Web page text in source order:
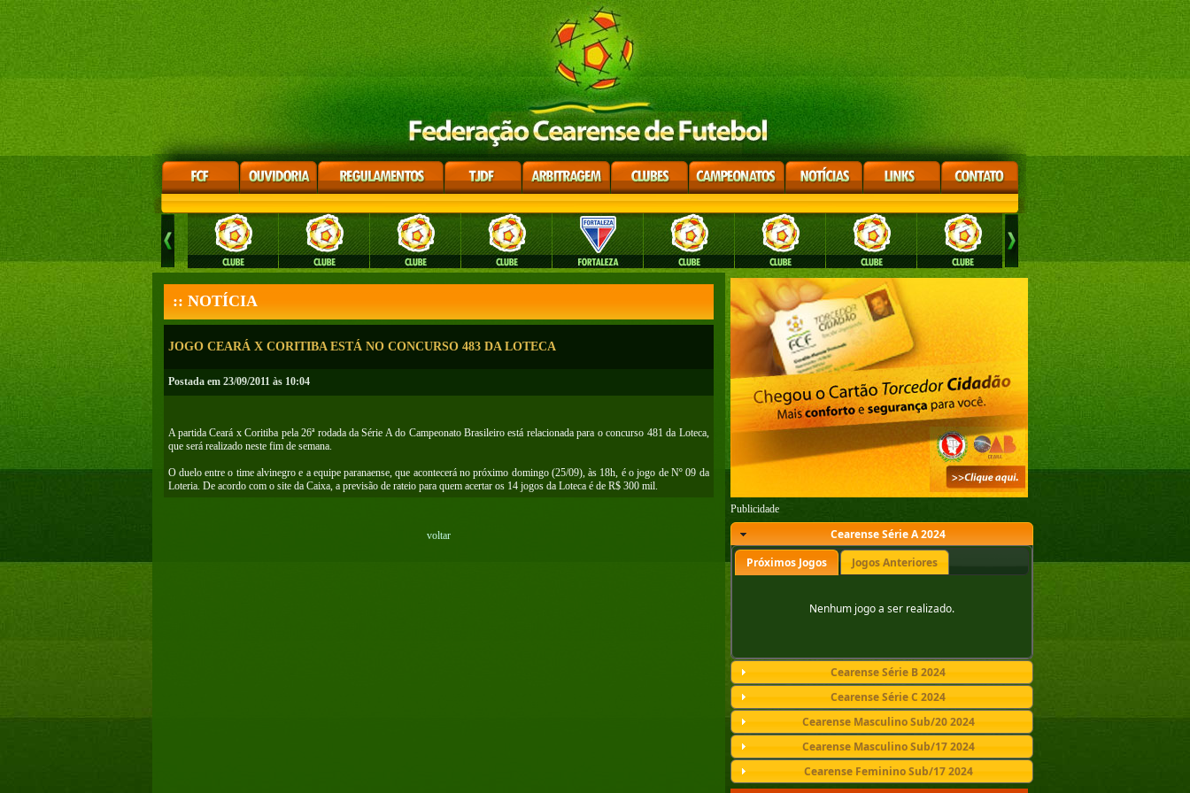
:: NOTÍCIA
JOGO CEARÁ X CORITIBA ESTÁ NO CONCURSO 483 DA LOTECA
Postada em 23/09/2011 às 10:04
A partida Ceará x Coritiba pela 26ª rodada da Série A do Campeonato Brasileiro está relacionada para o concurso 481 da Loteca,
que será realizado neste fim de semana.
O duelo entre o time alvinegro e a equipe paranaense, que acontecerá no próximo domingo (25/09), às 18h, é o jogo de Nº 09 da
Loteria. De acordo com o site da Caixa, a previsão de rateio para quem acertar os 14 jogos da Loteca é de R$ 300 mil.
voltar
Publicidade
Cearense Série A 2024
Próximos Jogos
Jogos Anteriores
Nenhum jogo a ser realizado.
Cearense Série B 2024
Cearense Série C 2024
Cearense Masculino Sub/20 2024
Cearense Masculino Sub/17 2024
Cearense Feminino Sub/17 2024